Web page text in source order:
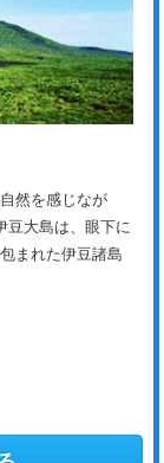
然を感じなが
豆大島は、眼下に
まれた伊豆諸島